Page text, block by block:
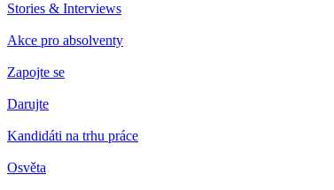
Stories & Interviews
Akce pro absolventy
Zapojte se
Darujte
Kandidáti na trhu práce
Osvěta